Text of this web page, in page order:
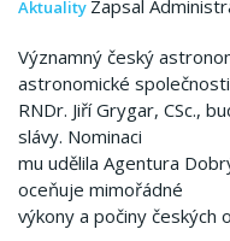
Aktuality Zapsal
Významný český
astronomické společnosti
RNDr. Jiří Grygar, CSc.,
slávy. Nominaci
mu udělila Agentura
oceňuje mimořádné
výkony a počiny českých